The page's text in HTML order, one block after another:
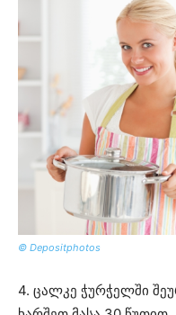
© Depositphotos
4. ცალკე ჭურჭელში